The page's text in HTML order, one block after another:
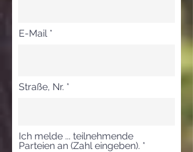
E-Mail
Straße, Nr.
Ich melde ... teilnehmende
Parteien an (Zahl eingeben).